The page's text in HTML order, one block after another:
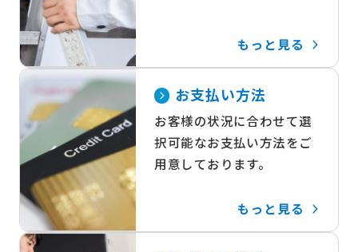
もっと見る
お支払い方法
お客様の状況に合わせて選
択可能なお支払い方法をご
用意しております。
もっと見る